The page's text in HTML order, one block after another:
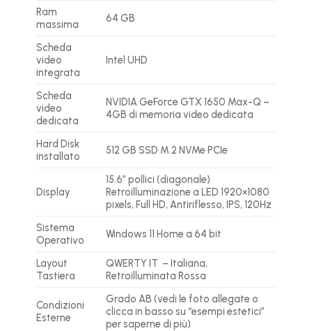
Ram
massima
64 GB
Scheda
video
integrata
Intel UHD
Scheda
video
dedicata
NVIDIA GeForce GTX 1650 Max-Q –
4GB di memoria video dedicata
Hard Disk
installato
512 GB SSD M.2 NVMe PCIe
Display
15.6″ pollici (diagonale)
Retroilluminazione a LED 1920×1080
pixels, Full HD, Antiriflesso, IPS, 120Hz
Sistema
Operativo
Windows 11 Home a 64 bit
Layout
Tastiera
QWERTY IT – Italiana,
Retroilluminata Rossa
Condizioni
Esterne
Grado AB (vedi le foto allegate o
clicca in basso su “esempi estetici”
per saperne di più)